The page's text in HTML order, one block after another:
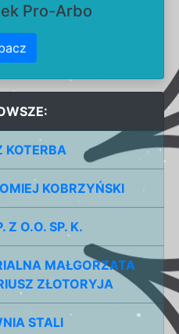
Pro-Arbo
KOTERBA
KOBRZYŃSKI
Z O.O. SP. K.
MAŁGORZATA
ZŁOTORYJA
STALI